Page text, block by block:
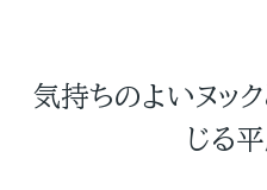
気持ちのよいヌッ
じる